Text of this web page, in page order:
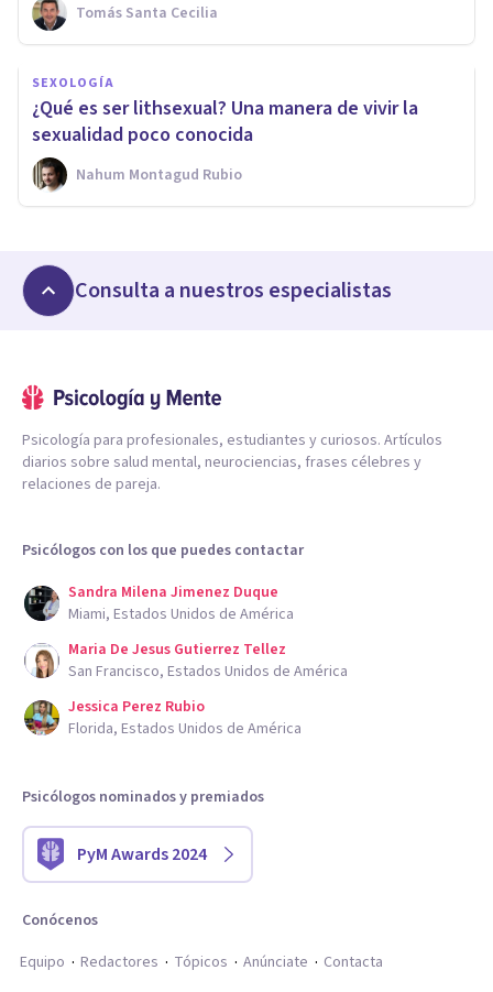
Tomás Santa Cecilia
SEXOLOGÍA
¿Qué es ser lithsexual? Una manera de vivir la
sexualidad poco conocida
Nahum Montagud Rubio
Consulta a nuestros especialistas
Psicología para profesionales, estudiantes y curiosos. Artículos
diarios sobre salud mental, neurociencias, frases célebres y
relaciones de pareja.
Psicólogos con los que puedes contactar
Sandra Milena Jimenez Duque
Miami, Estados Unidos de América
Maria De Jesus Gutierrez Tellez
San Francisco, Estados Unidos de América
Jessica Perez Rubio
Florida, Estados Unidos de América
Psicólogos nominados y premiados
PyM Awards 2024
Conócenos
Equipo
Redactores Tópicos Anúnciate Contacta